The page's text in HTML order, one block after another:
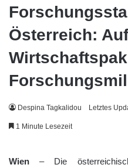
Österreich:
Despina Tagkalidou Letztes
1 Minute Lesezeit
Wien – Die